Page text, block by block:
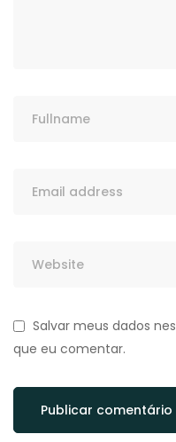
Salvar meus dados
que eu comentar.